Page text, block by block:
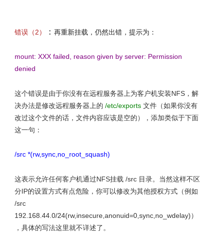
错误（2） ： 再重新挂载，仍然出错，提示为：
mount: XXX failed, reason given by server: Permission
denied
这个错误是由于你没有在远程服务器上为客户机安装NFS，解
决办法是修改远程服务器上的 /etc/exports 文件（如果你没有
改过这个文件的话，文件内容应该是空的），添加类似于下面
这一句：
/src *(rw,sync,no_root_squash)
这表示允许任何客户机通过NFS挂载 /src 目录。当然这样不区
分IP的设置方式有点危险，你可以修改为其他授权方式（例如
/src
192.168.44.0/24(rw,insecure,anonuid=0,sync,no_wdelay)）
，具体的写法这里就不详述了。